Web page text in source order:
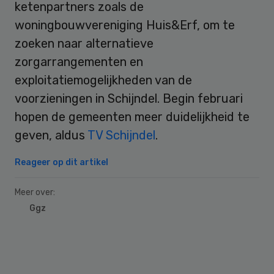
ketenpartners zoals de
woningbouwvereniging Huis&Erf, om te
zoeken naar alternatieve
zorgarrangementen en
exploitatiemogelijkheden van de
voorzieningen in Schijndel. Begin februari
hopen de gemeenten meer duidelijkheid te
geven, aldus TV Schijndel.
Reageer op dit artikel
Meer over:
Ggz